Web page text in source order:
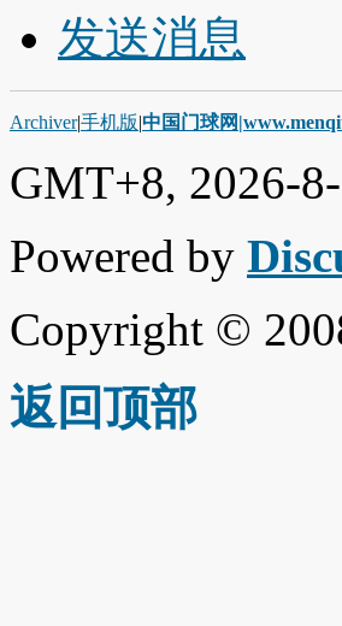
发送消息
Archiver|手机版|中国门球网
GMT+8, 2026-
Powered by
Copyright ©
返回顶部